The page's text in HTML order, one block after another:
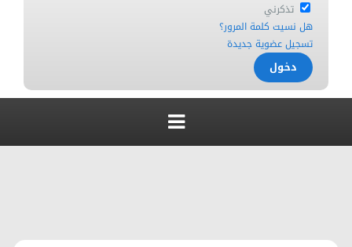
تذكرني
هل نسيت كلمة المرور؟
تسجيل عضوية جديدة
الرئيسية